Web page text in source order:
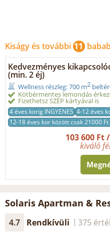
Kiságy és további 11
Kedvezményes
(min. 2 éj)
Wellness részleg: 700 m2
Kötbérmentes lemondás
Fizethetsz SZÉP kártyával is
4 éves korig INGYENES 4-12 éves
12-18 éves kor között csak 21000 Ft
103 600 Ft
kiváló
Solaris Apartman &
4.7 Rendkívüli 375